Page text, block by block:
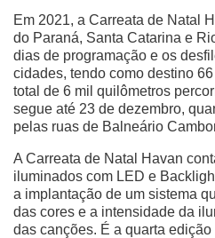
Em 2021, a Carreata de Natal
do Paraná, Santa Catarina e
dias de programação e os
cidades, tendo como destino
total de 6 mil quilômetros
segue até 23 de dezembro,
pelas ruas de Balneário
A Carreata de Natal Havan
iluminados com LED e
a implantação de um sistema
das cores e a intensidade da
das canções. É a quarta